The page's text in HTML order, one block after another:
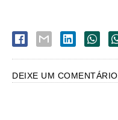
DEIXE UM COMENTÁRIO